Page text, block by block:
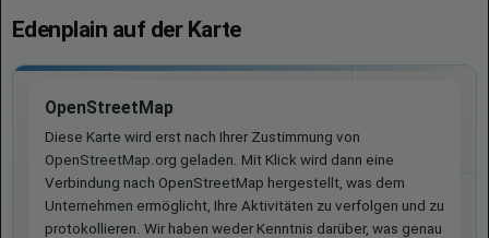
Edenplain auf der Karte
OpenStreetMap
Diese Karte wird erst nach Ihrer Zustimmung von
OpenStreetMap.org geladen. Mit Klick wird dann eine
Verbindung nach OpenStreetMap hergestellt, was dem
Unternehmen ermöglicht, Ihre Aktivitäten zu verfolgen und zu
protokollieren. Wir haben weder Kenntnis darüber, was genau